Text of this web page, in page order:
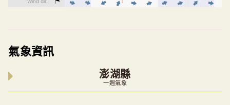
氣象資訊
澎湖縣
一週氣象